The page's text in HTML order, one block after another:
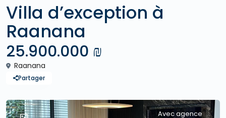
Villa d’exception à
Raanana
25.900.000 ₪
Raanana
Partager
Avec agence